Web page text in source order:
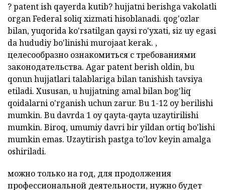
?patent ish qayerda kutib?hujjatni berishga vakolatli
organ Federal soliq xizmati hisoblanadi. qog'ozlar
bilan, yuqorida ko'rsatilgan qaysi ro'yxati, siz uy egasi
da hududiy bo'linishi murojaat kerak. ,
целесообразно ознакомиться с требованиями
законодательства. Agar patent berish oldin,bu
qonun hujjatlari talablariga bilan tanishish tavsiya
etiladi. Xususan, u hujjatning amal bilan bog'liq
qoidalarni o'rganish uchun zarur. Bu 1-12 oy berilishi
mumkin. Bu davrda 1 oy qayta-qayta uzaytirilishi
mumkin. Biroq, umumiy davri bir yildan ortiq bo'lishi
mumkin emas. Uzaytirish pastga to'lov keyin amalga
oshiriladi.
можно только на год, для продолжения
профессиональной деятельности, нужно будет